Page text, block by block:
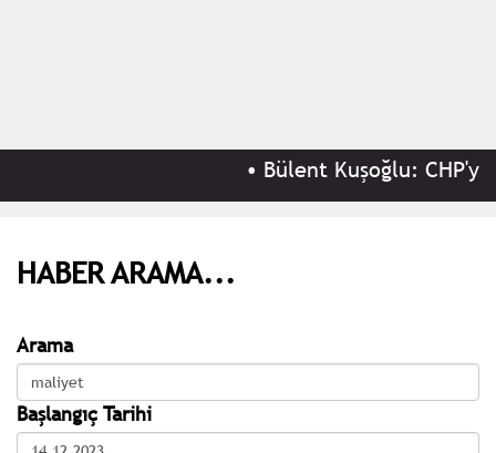
Bülent Kuşoğlu: CHP'yi
HABER ARAMA...
Arama
Başlangıç Tarihi